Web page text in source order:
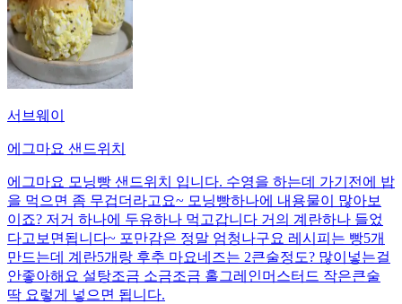
서브웨이
에그마요 샌드위치
에그마요 모닝빵 샌드위치 입니다. 수영을 하는데 가기전에 밥
을 먹으면 좀 무겁더라고요~ 모닝빵하나에 내용물이 많아보
이죠? 저거 하나에 두유하나 먹고갑니다 거의 계란하나 들었
다고보면됩니다~ 포만감은 정말 엄청나구요 레시피는 빵5개
만드는데 계란5개랑 후추 마요네즈는 2큰술정도? 많이넣는걸
안좋아해요 설탕조금 소금조금 홀그레인머스터드 작은큰술
딱 요렇게 넣으면 됩니다.